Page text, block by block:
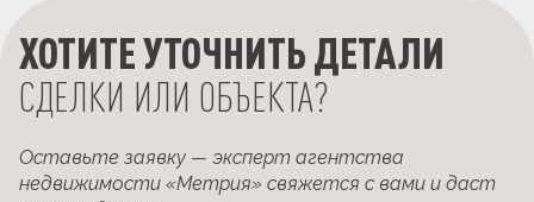
ХОТИТЕ УТОЧНИТЬ ДЕТАЛИ
СДЕЛКИ ИЛИ ОБЪЕКТА?
Оставьте заявку — эксперт агентства
недвижимости «Метрия» свяжется с вами и даст